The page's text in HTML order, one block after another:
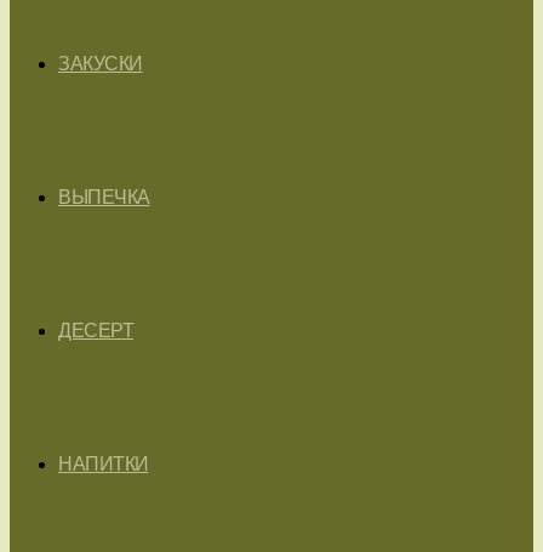
ЗАКУСКИ
ВЫПЕЧКА
ДЕСЕРТ
НАПИТКИ